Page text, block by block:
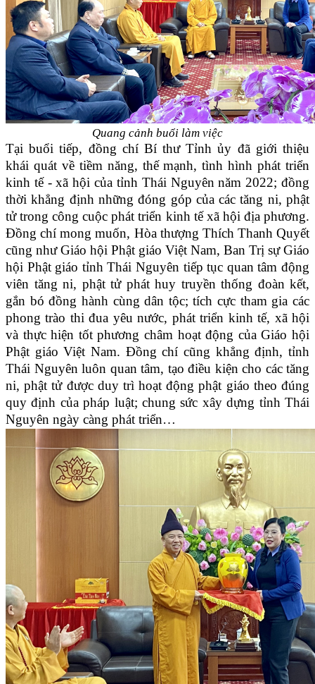
Quang cảnh buổi làm việc
Tại buổi tiếp, đồng chí Bí thư Tỉnh ủy đã giới thiệu
khái quát về tiềm năng, thế mạnh, tình hình phát triển
kinh tế - xã hội của tỉnh Thái Nguyên năm 2022; đồng
thời khẳng định những đóng góp của các tăng ni, phật
tử trong công cuộc phát triển kinh tế xã hội địa phương.
Đồng chí mong muốn, Hòa thượng Thích Thanh Quyết
cũng như Giáo hội Phật giáo Việt Nam, Ban Trị sự Giáo
hội Phật giáo tỉnh Thái Nguyên tiếp tục quan tâm động
viên tăng ni, phật tử phát huy truyền thống đoàn kết,
gắn bó đồng hành cùng dân tộc; tích cực tham gia các
phong trào thi đua yêu nước, phát triển kinh tế, xã hội
và thực hiện tốt phương châm hoạt động của Giáo hội
Phật giáo Việt Nam. Đồng chí cũng khẳng định, tỉnh
Thái Nguyên luôn quan tâm, tạo điều kiện cho các tăng
ni, phật tử được duy trì hoạt động phật giáo theo đúng
quy định của pháp luật; chung sức xây dựng tỉnh Thái
Nguyên ngày càng phát triển…